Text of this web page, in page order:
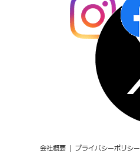
会社概要 プライバシーポリシー